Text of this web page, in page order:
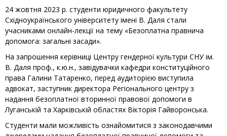
24 жовтня 2023 р. студенти юридичного факультету
Східноукраїнського університету імені В. Даля стали
учасниками онлайн-лекції на тему «Безоплатна правнича
допомога: загальні засади».
На запрошення керівниці Центру гендерної культури СНУ ім.
В. Даля проф., к.ю.н., завідувачки кафедри конституційного
права Галини Татаренко, перед аудиторією виступила
адвокат, заступник директора Регіонального центру з
надання безоплатної вторинної правової допомоги в
Луганській та Харківській областях Вікторія Гайворонська.
Студенти мали можливість ознайомитися з законодавчими